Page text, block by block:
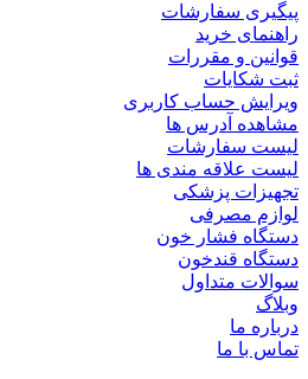
پیگیری سفارشات
راهنمای خرید
قوانین و مقررات
ثبت شکایات
ویرایش حساب کاربری
مشاهده آدرس ها
لیست سفارشات
لیست علاقه مندی ها
تجهیزات پزشکی
لوازم مصرفی
دستگاه فشار خون
دستگاه قندخون
سوالات متداول
وبلاگ
درباره ما
تماس با ما